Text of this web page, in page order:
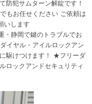
防犯サムターン解錠です！
もお任せください ご依頼は
いします
静岡で鍵のトラブルでお
イヤル・アイルロックアン
駆けつけます！ ★フリーダ
ロックアンドセキュリティ